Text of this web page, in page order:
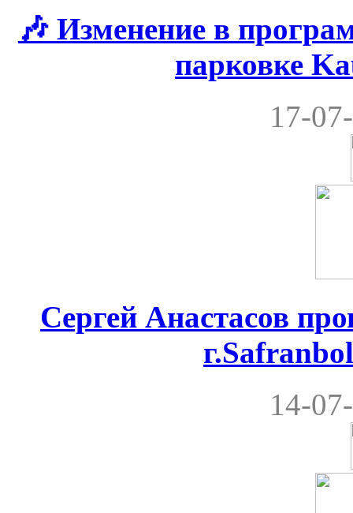
🎶 Изменение в
парковке
17-
Сергей Анастасов
14-